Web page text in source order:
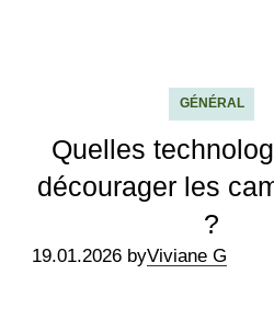
GÉNÉRAL
Quelles
décourager les
?
19.01.2026 byViviane G